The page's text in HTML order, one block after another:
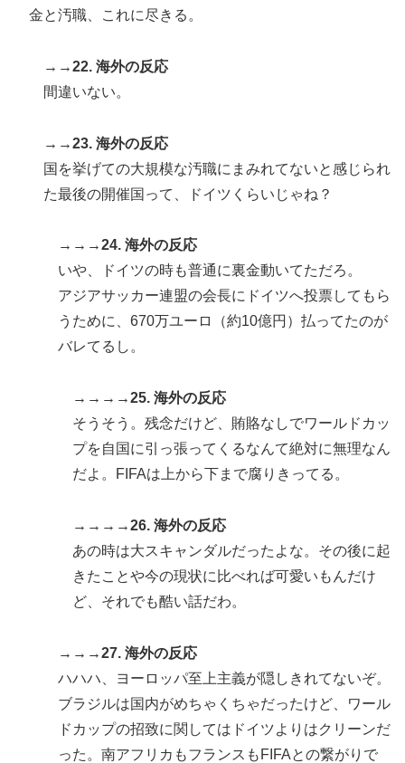
金と汚職、これに尽きる。
→→22. 海外の反応
間違いない。
→→23. 海外の反応
国を挙げての大規模な汚職にまみれてないと感じられ
た最後の開催国って、ドイツくらいじゃね？
→→→24. 海外の反応
いや、ドイツの時も普通に裏金動いてただろ。
アジアサッカー連盟の会長にドイツへ投票してもら
うために、670万ユーロ（約10億円）払ってたのが
バレてるし。
→→→→25. 海外の反応
そうそう。残念だけど、賄賂なしでワールドカッ
プを自国に引っ張ってくるなんて絶対に無理なん
だよ。FIFAは上から下まで腐りきってる。
→→→→26. 海外の反応
あの時は大スキャンダルだったよな。その後に起
きたことや今の現状に比べれば可愛いもんだけ
ど、それでも酷い話だわ。
→→→27. 海外の反応
ハハハ、ヨーロッパ至上主義が隠しきれてないぞ。
ブラジルは国内がめちゃくちゃだったけど、ワール
ドカップの招致に関してはドイツよりはクリーンだ
った。南アフリカもフランスもFIFAとの繋がりで